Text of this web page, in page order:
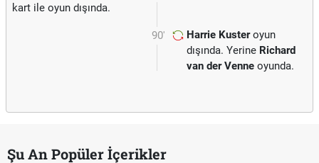
kart ile oyun dışında.
90' Harrie Kusteroyun
dışında. Yerine Richard
van der Venne oyunda.
Şu An Popüler İçerikler